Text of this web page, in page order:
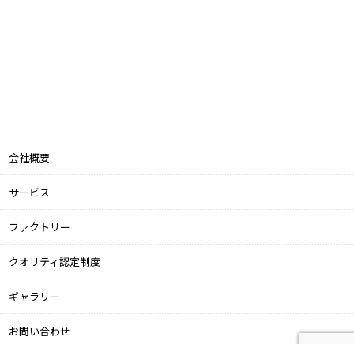
会社概要
サービス
ファクトリー
クオリティ認定制度
ギャラリー
お問い合わせ